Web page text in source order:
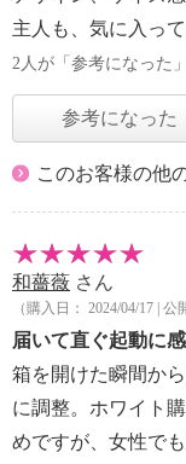
主人も、気に入って
2人が「参考になった
参考になった
このお客様の他
和薔薇 さん
（購入日： 2024/04/17 | 公
届いて直ぐ起動に感
箱を開けた瞬間か
に調整。ホワイト
めですが、女性で